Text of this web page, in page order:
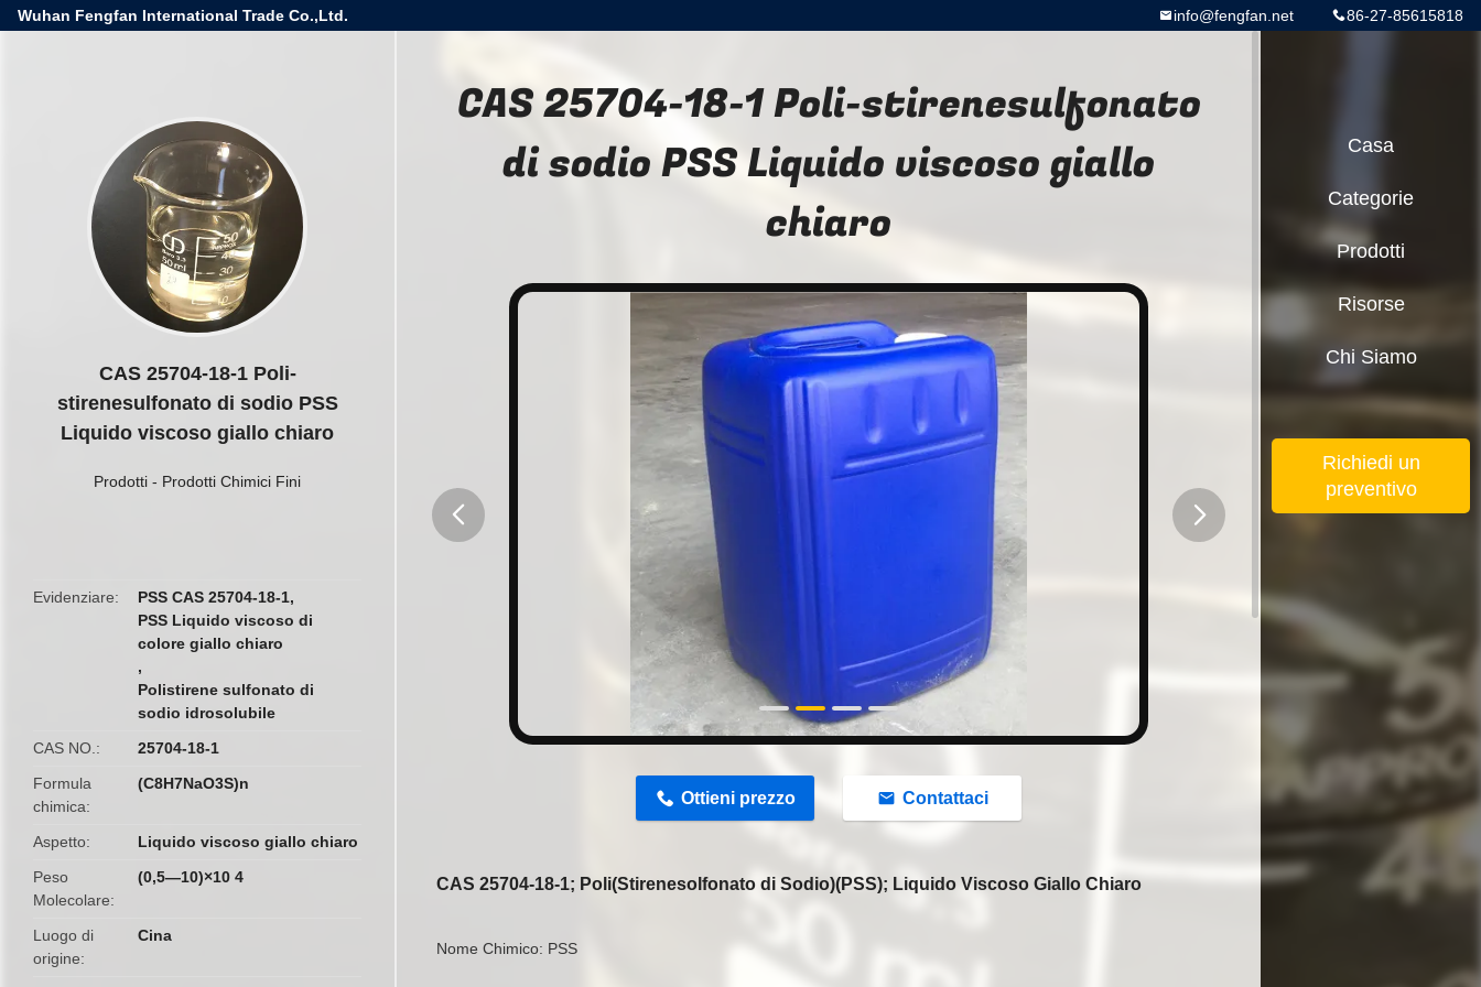
Wuhan Fengfan International Trade Co.,Ltd. 86-27-85615818
info@fengfan.net
CAS 25704-18-1 Poli-
stirenesulfonato di sodio PSS
Liquido viscoso giallo chiaro
Prodotti - Prodotti Chimici Fini
Evidenziare PSS CAS 25704-18-1,
PSS Liquido viscoso di
colore giallo chiaro
,
Polistirene sulfonato di
sodio idrosolubile
CAS NO.
25704-18-1
Formula
chimica
(C8H7NaO3S)n
Aspetto
Liquido viscoso giallo chiaro
Peso
Molecolare
(0,5—10)×10 4
Luogo di
origine
Cina
CAS 25704-18-1 Poli-stirenesulfonato
di sodio PSS Liquido viscoso giallo
chiaro
Ottieni prezzo Contattaci
CAS 25704-18-1; Poli(Stirenesolfonato di Sodio)(PSS); Liquido Viscoso Giallo Chiaro
Nome Chimico: PSS
Casa
Categorie
Prodotti
Risorse
Chi Siamo
Richiedi un
preventivo